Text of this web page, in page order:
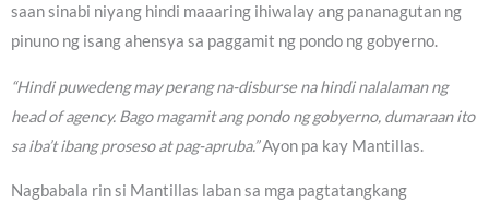
saan sinabi niyang hindi maaaring ihiwalay ang pananagutan ng
pinuno ng isang ahensya sa paggamit ng pondo ng gobyerno.
“Hindi puwedeng may perang na-disburse na hindi nalalaman ng
head of agency. Bago magamit ang pondo ng gobyerno, dumaraan ito
sa iba’t ibang proseso at pag-apruba.”Ayon pa kay Mantillas.
Nagbabala rin si Mantillas laban sa mga pagtatangkang